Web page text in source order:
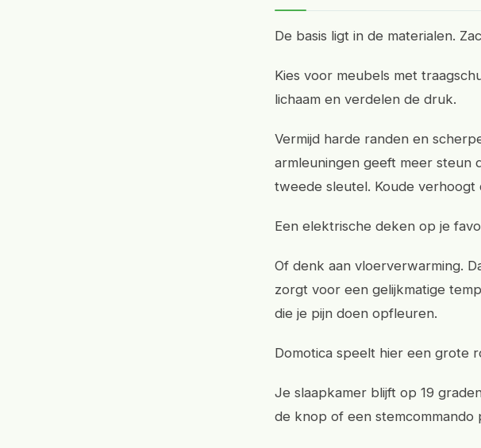
De basis ligt in de materialen.
Kies voor meubels met
lichaam en verdelen de druk.
Vermijd harde randen en
armleuningen geeft meer steun
tweede sleutel. Koude verhoogt
Een elektrische deken op je
Of denk aan vloerverwarming.
zorgt voor een gelijkmatige
die je pijn doen opfleuren.
Domotica speelt hier een grote
Je slaapkamer blijft op 19
de knop of een stemcommando